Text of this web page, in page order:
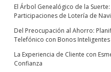
El Árbol Genealógico de la
Participaciones de Lotería de
Del Preocupación al Ahorro:
Telefónico con Bonos Inteligentes
La Experiencia de Cliente con
Confianza